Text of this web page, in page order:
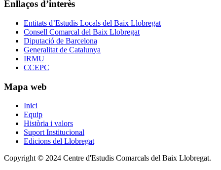
Enllaços d’interès
Entitats d’Estudis Locals del Baix Llobregat
Consell Comarcal del Baix Llobregat
Diputació de Barcelona
Generalitat de Catalunya
IRMU
CCEPC
Mapa web
Inici
Equip
Història i valors
Suport Institucional
Edicions del Llobregat
Copyright © 2024 Centre d'Estudis Comarcals del Baix Llobregat.